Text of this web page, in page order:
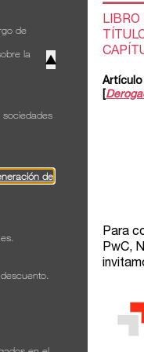
▲
de
la
de